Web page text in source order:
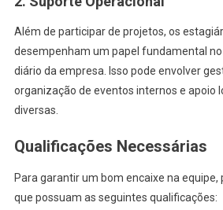
Além de participar de projetos, os
desempenham um papel fundamental
diário da empresa. Isso pode envolver
organização de eventos internos e apoio
diversas.
Qualificações Necessárias
Para garantir um bom encaixe na
que possuam as seguintes qualificações: